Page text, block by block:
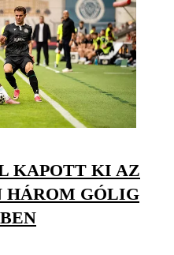
KAPOTT KI AZ
HÁROM GÓLIG